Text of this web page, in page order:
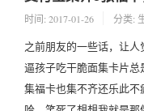
时间: 2017-01-26 分类:
之前朋友的一些话，让
逼孩子吃干脆面集卡片
集福卡也集不齐还乐此